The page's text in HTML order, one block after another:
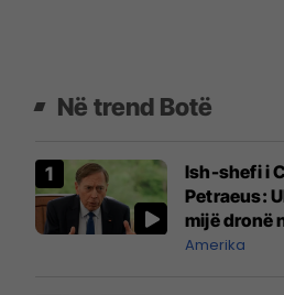
Në trend Botë
Ish-shefi i
Petraeus:
mijë dronë
mbetet
Amerika